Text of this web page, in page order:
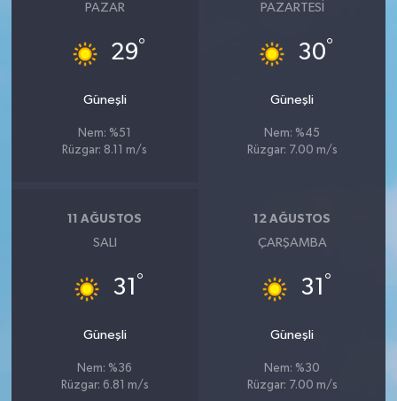
PAZAR
29°
Güneşli
Nem: %51
Rüzgar: 8.11 m/s
PAZARTESI
30°
Güneşli
Nem: %45
Rüzgar: 7.00 m/s
11 AĞUSTOS
SALI
31 °
Güneşli
Nem: %36
Rüzgar: 6.81 m/s
12 AĞUSTOS
ÇARŞAMBA
31 °
Güneşli
Nem: %30
Rüzgar: 7.00 m/s